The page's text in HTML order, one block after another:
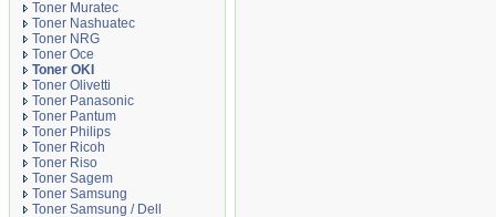
Toner Muratec
Toner Nashuatec
Toner NRG
Toner Oce
Toner OKI
Toner Olivetti
Toner Panasonic
Toner Pantum
Toner Philips
Toner Ricoh
Toner Riso
Toner Sagem
Toner Samsung
Toner Samsung / Dell